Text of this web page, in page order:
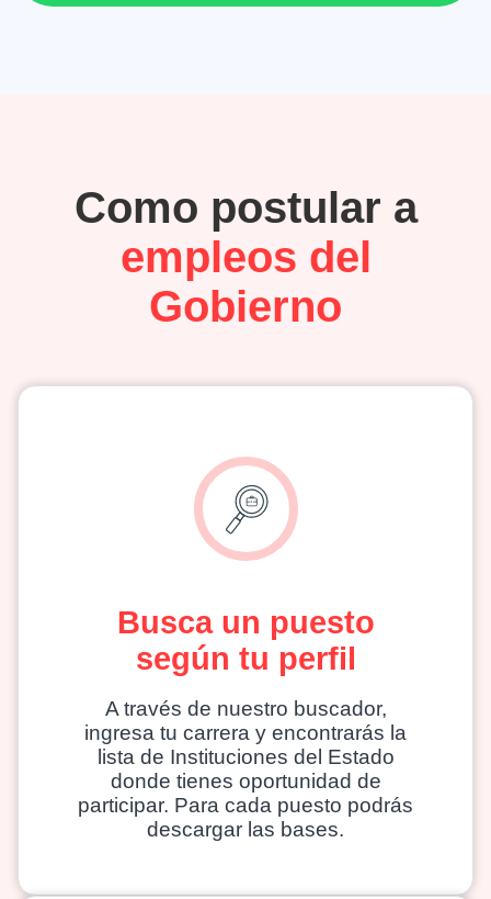
Como postular a
empleos del
Gobierno
Busca un puesto
según tu perfil
A través de nuestro buscador,
ingresa tu carrera y encontrarás la
lista de Instituciones del Estado
donde tienes oportunidad de
participar. Para cada puesto podrás
descargar las bases.